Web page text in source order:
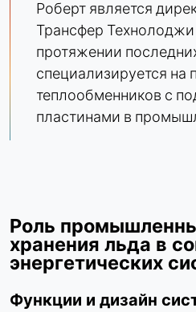
Роберт является
Трансфер
протяжении
специализируется на
теплообменников с
пластинами в
Роль
хранения льда в
энергетических
Функции и дизайн
связанных с бизнесом.
LinkedIn
Name:
bcookie, li_gc, lidc
Cookie duration:
1 день - 1 год